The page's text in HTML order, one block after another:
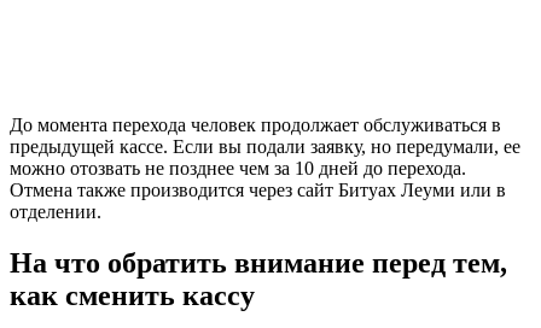
До момента перехода человек продолжает обслуживаться в
предыдущей кассе. Если вы подали заявку, но передумали, ее
можно отозвать не позднее чем за 10 дней до перехода.
Отмена также производится через сайт Битуах Леуми или в
отделении.
На что обратить внимание перед тем,
как сменить кассу